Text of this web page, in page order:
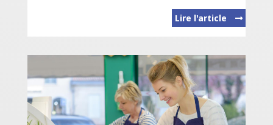
Lire l'article